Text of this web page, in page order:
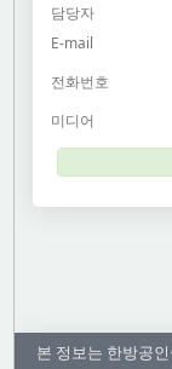
담당자
E-mail
전화번호
미디어
본 정보는 한방공